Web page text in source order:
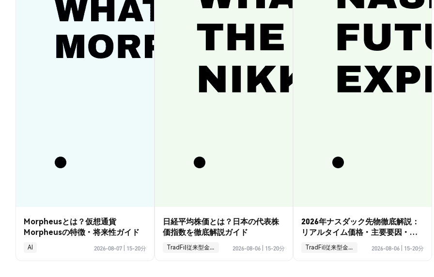
Morpheusとは？仮想通貨
Morpheusの特徴・将来性ガイド
AI 2026-08-07 15-20分
日経平均株価とは？日本の代表株
価指数を徹底解説ガイド
TradFi(従来型金融) 2026-08-06 15-20分
2026年ナスダック先物徹底解説：
リアルタイム価格・主要要因・取
引ガイド
TradFi(従来型金融) 2026-08-06 15-20分